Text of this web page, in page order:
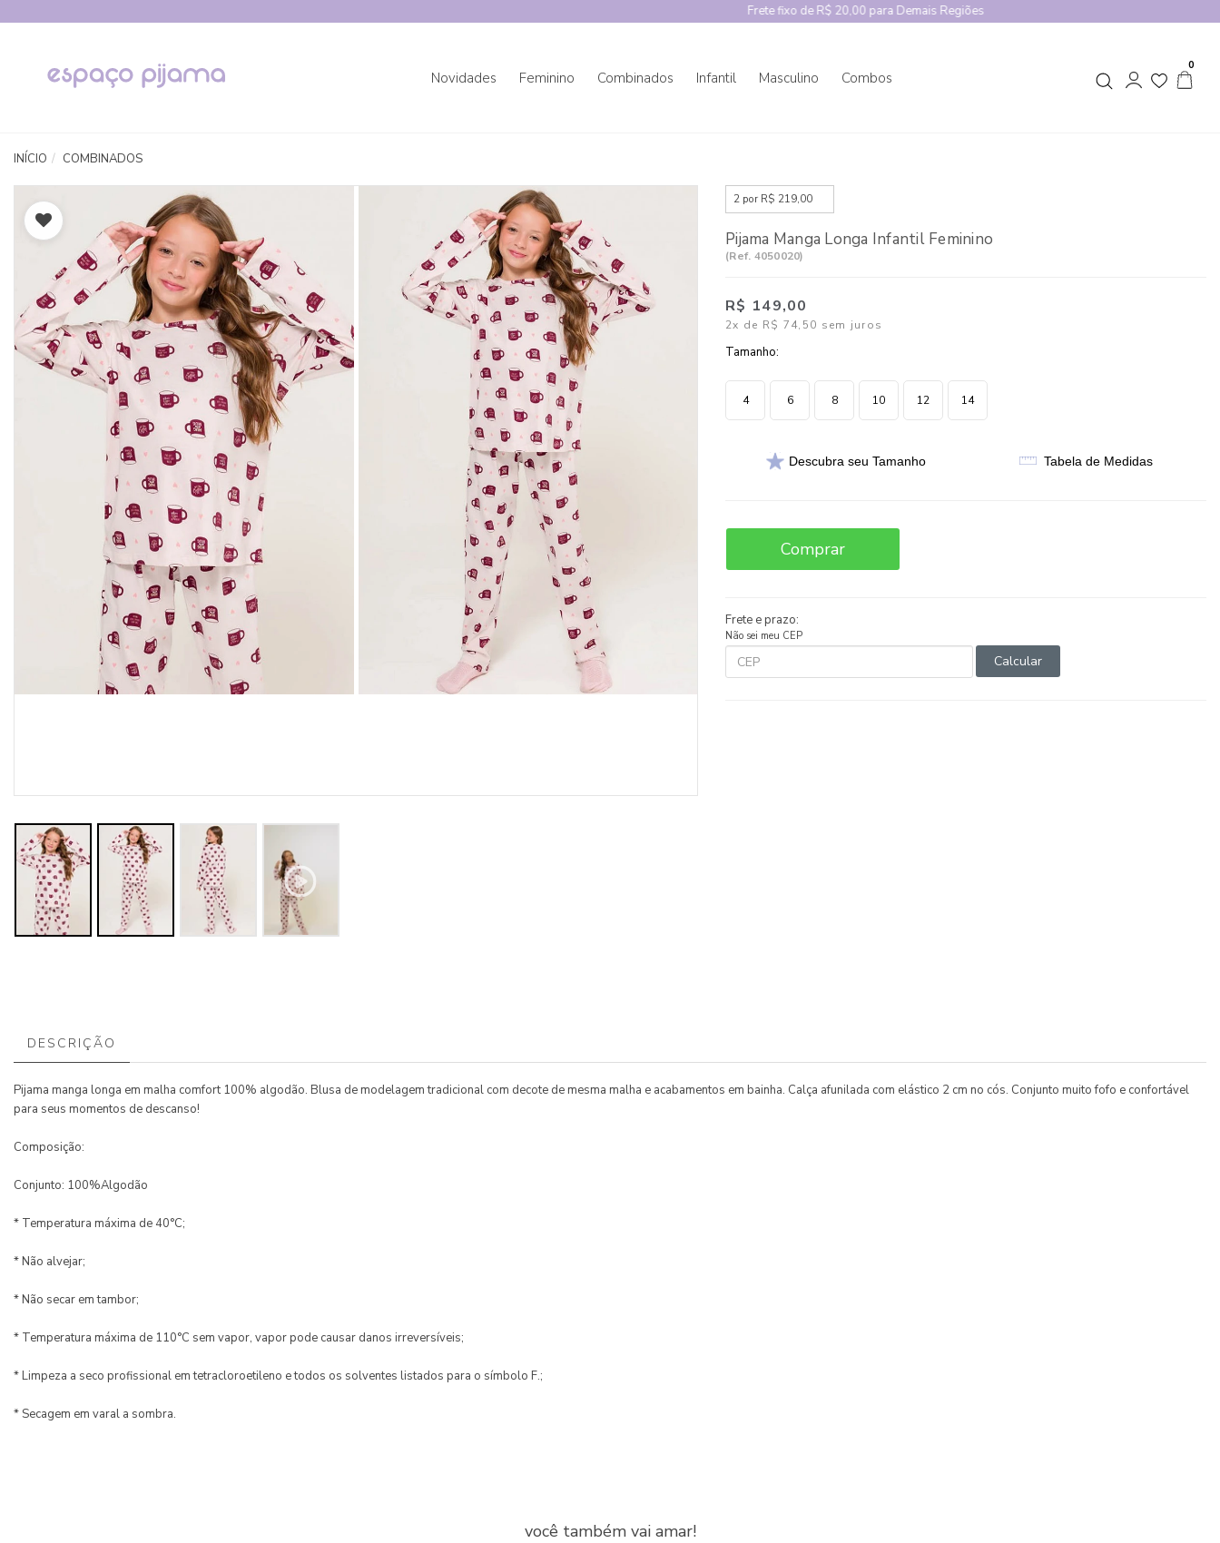
Novidades Feminino Combinados Infantil Masculino Combos
0
INÍCIO COMBINADOS
2 por R$ 219,00
Pijama Manga Longa Infantil Feminino
(Ref. 4050020)
R$ 149,00
2x de R$ 74,50 sem juros
Tamanho:
4 6 8 10 12 14
Descubra seu Tamanho Tabela de Medidas
Comprar
Frete e prazo:
Não sei meu CEP
Calcular
DESCRIÇÃO
Pijama manga longa em malha comfort 100% algodão. Blusa de modelagem tradicional com decote de mesma malha e acabamentos em bainha. Calça afunilada com elástico 2 cm no cós. Conjunto muito fofo e confortável
para seus momentos de descanso!
Composição:
Conjunto: 100%Algodão
* Temperatura máxima de 40°C;
* Não alvejar;
* Não secar em tambor;
* Temperatura máxima de 110°C sem vapor, vapor pode causar danos irreversíveis;
* Limpeza a seco profissional em tetracloroetileno e todos os solventes listados para o símbolo F.;
* Secagem em varal a sombra.
você também vai amar!